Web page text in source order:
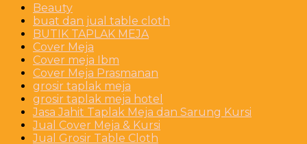
Beauty
buat dan jual table cloth
BUTIK TAPLAK MEJA
Cover Meja
Cover meja Ibm
Cover Meja Prasmanan
grosir taplak meja
grosir taplak meja hotel
Jasa Jahit Taplak Meja dan Sarung Kursi
Jual Cover Meja & Kursi
Jual Grosir Table Cloth